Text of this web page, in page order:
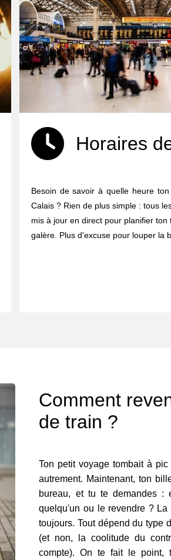
Horaires
Besoin de savoir à quelle heure
Calais ? Rien de plus simple : tous
mis à jour en direct pour planifier ton
galère. Plus d'excuse pour louper la
Comment
de train ?
Ton petit voyage tombait à
autrement. Maintenant, ton
bureau, et tu te demandes
quelqu'un ou le revendre ?
toujours. Tout dépend du type
(et non, la coolitude du
compte). On te fait le point,